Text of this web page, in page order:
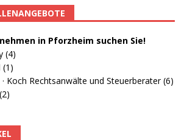
in Pforzheim suchen Sie!
(4)
(1)
Koch Rechtsanwälte und Steuerberater (6)